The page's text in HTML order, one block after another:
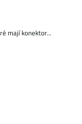
mají konektor...